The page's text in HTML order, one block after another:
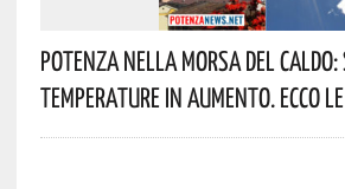
Potenza Nella Morsa Del Caldo:
Temperature In Aumento. Ecco